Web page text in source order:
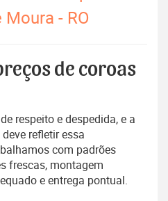
- RO
de coroas
respeito e despedida, e a
refletir essa
com padrões
frescas, montagem
e entrega pontual.